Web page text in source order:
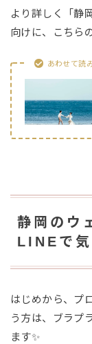
より詳しく「静
向けに、こちら
あわせて読
静岡のウ
LINEで気
はじめから、プ
う方は、ブラプ
ます✨